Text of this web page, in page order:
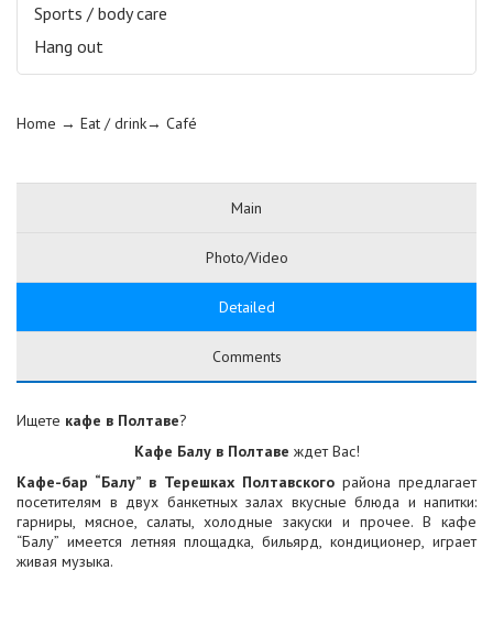
Sports / body care
Hang out
Home → Eat / drink→ Café
Main
Photo/Video
Detailed
Comments
Ищете кафе в Полтаве?
Кафе Балу в Полтаве ждет Вас!
Кафе-бар “Балу” в Терешках Полтавского района предлагает
посетителям в двух банкетных залах вкусные блюда и напитки:
гарниры, мясное, салаты, холодные закуски и прочее. В кафе
“Балу” имеется летняя площадка, бильярд, кондиционер, играет
живая музыка.